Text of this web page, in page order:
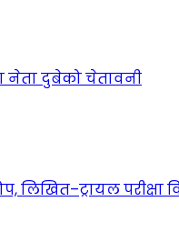
नेता दुबेको चेतावनी
परीक्षा